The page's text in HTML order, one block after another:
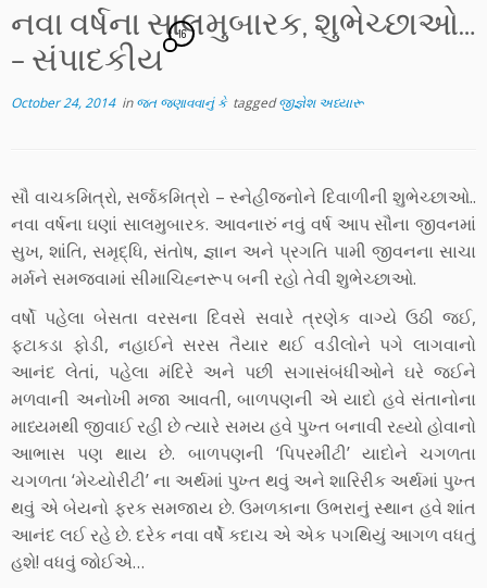
નવા વર્ષના સાલમુબારક, શુભેચ્છાઓ…
– સંપાદકીય
16
October 24, 2014inજત જણાવવાનું કે taggedજીજ્ઞેશ અધ્યારૂ
સૌ વાચકમિત્રો, સર્જકમિત્રો – સ્નેહીજનોને દિવાળીની શુભેચ્છાઓ..
નવા વર્ષના ઘણાં સાલમુબારક. આવનારું નવું વર્ષ આપ સૌના જીવનમાં
સુખ, શાંતિ, સમૃદ્ધિ, સંતોષ, જ્ઞાન અને પ્રગતિ પામી જીવનના સાચા
મર્મને સમજવામાં સીમાચિહ્નરૂપ બની રહો તેવી શુભેચ્છાઓ.
વર્ષો પહેલા બેસતા વરસના દિવસે સવારે ત્રણેક વાગ્યે ઉઠી જઈ,
ફટાકડા ફોડી, નહાઈને સરસ તૈયાર થઈ વડીલોને પગે લાગવાનો
આનંદ લેતાં, પહેલા મંદિરે અને પછી સગાસંબંધીઓને ઘરે જઈને
મળવાની અનોખી મજા આવતી, બાળપણની એ યાદો હવે સંતાનોના
માધ્યમથી જીવાઈ રહી છે ત્યારે સમય હવે પુખ્ત બનાવી રહ્યો હોવાનો
આભાસ પણ થાય છે. બાળપણની ‘પિપરમીંટી’ યાદોને ચગળતા
ચગળતા ‘મેચ્યોરીટી’ ના અર્થમાં પુખ્ત થવું અને શારિરીક અર્થમાં પુખ્ત
થવું એ બેયનો ફરક સમજાય છે. ઉમળકાના ઉભરાનું સ્થાન હવે શાંત
આનંદ લઈ રહે છે. દરેક નવા વર્ષે કદાચ એ એક પગથિયું આગળ વધતું
હશે! વધવું જોઈએ…